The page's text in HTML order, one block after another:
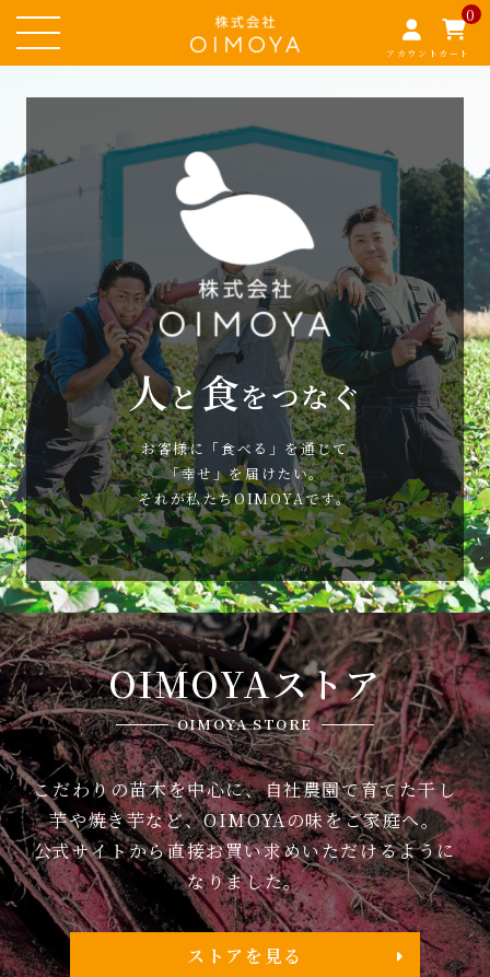
アカウント
0
カート
人と食をつなぐ
お客様に「食べる」を通じて
「幸せ」を届けたい。
それが私たちOIMOYAです。
OIMOYAストア
OIMOYA STORE
こだわりの苗木を中心に、自社農園で育てた干し
芋や焼き芋など、OIMOYAの味をご家庭へ。
公式サイトから直接お買い求めいただけるように
なりました。
ストアを見る